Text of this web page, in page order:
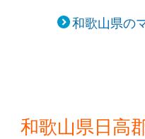
和歌山県の
和歌山県日高